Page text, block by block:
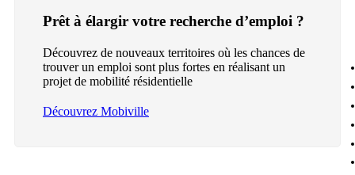
Prêt à élargir votre recherche d’emploi ?
Découvrez de nouveaux territoires où les chances de
trouver un emploi sont plus fortes en réalisant un
projet de mobilité résidentielle
Découvrez Mobiville